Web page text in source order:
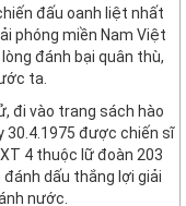
đấu oanh liệt nhất
phóng miền Nam Việt
đánh bại quân thù,
ta.
đi vào trang sách hào
30.4.1975 được chiến sĩ
4 thuộc lữ đoàn 203
dấu thắng lợi giải
nước.